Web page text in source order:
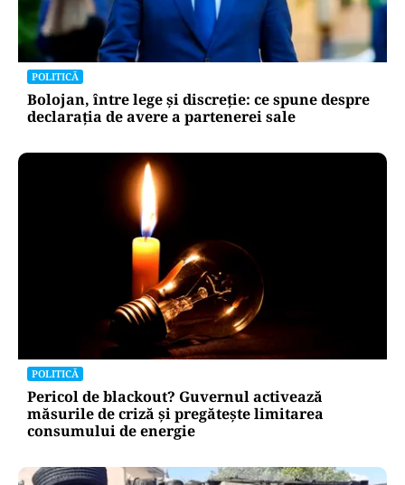
POLITICĂ
PSD atacă USR și PNL după sesizarea la CCR:
„Sacrifică 771 de milioane de euro pentru
Dominic Fritz”
Bolojan, între lege și discreție: ce spune despre
declarația de avere a partenerei sale